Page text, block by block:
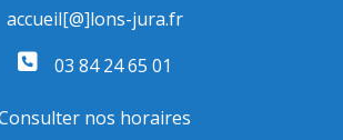
accueil[@]lons-jura.fr
03 84 24 65 01
nos horaires